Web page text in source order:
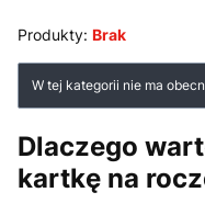
Produkty: Brak
Lista produktów
W tej kategorii nie ma
Dlaczego
kartkę na